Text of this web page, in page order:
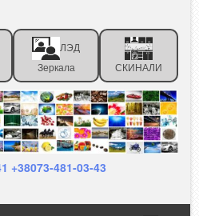
ЛЭД
Зеркала
СКИНАЛИ
+38073-481-03-43